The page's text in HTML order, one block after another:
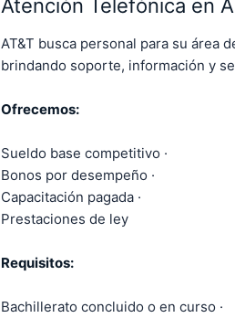
Atención Telefónica en
AT&T busca personal para su área
brindando soporte, información y
Ofrecemos:
Sueldo base competitivo ·
Bonos por desempeño ·
Capacitación pagada ·
Prestaciones de ley
Requisitos:
Bachillerato concluido o en curso ·